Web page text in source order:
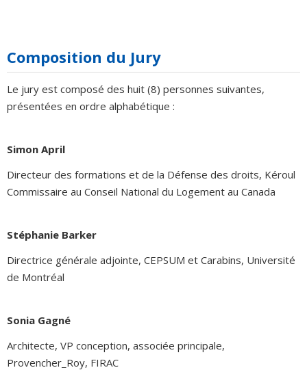
Composition du Jury
Le jury est composé des huit (8) personnes suivantes,
présentées en ordre alphabétique :
Simon April
Directeur des formations et de la Défense des droits, Kéroul
Commissaire au Conseil National du Logement au Canada
Stéphanie Barker
Directrice générale adjointe, CEPSUM et Carabins, Université
de Montréal
Sonia Gagné
Architecte, VP conception, associée principale,
Provencher_Roy, FIRAC